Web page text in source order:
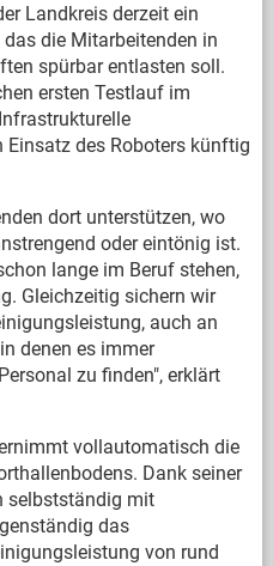
Landkreis derzeit ein
die Mitarbeitenden in
spürbar entlasten soll.
ersten Testlauf im
des Roboters künftig
dort unterstützen, wo
oder eintönig ist.
lange im Beruf stehen,
Gleichzeitig sichern wir
auch an
denen es immer
zu finden", erklärt
vollautomatisch die
Dank seiner
selbstständig mit
das
von rund